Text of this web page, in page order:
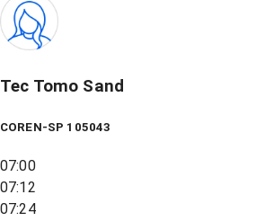
Tec Tomo Sand
COREN-SP 105043
07:00
07:12
07:24